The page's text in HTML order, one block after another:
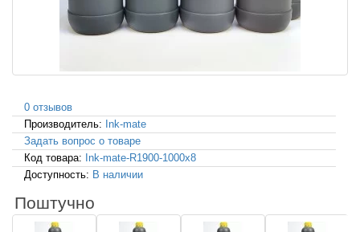
0 отзывов
Производитель: Ink-mate
Задать вопрос о товаре
Код товара: Ink-mate-R1900-1000x8
Доступность: В наличии
Поштучно